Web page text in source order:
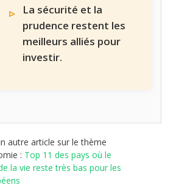
La sécurité et la
prudence restent les
meilleurs alliés pour
investir.
autre article sur le thème
: Top 11 des pays où le
la vie reste très bas pour les